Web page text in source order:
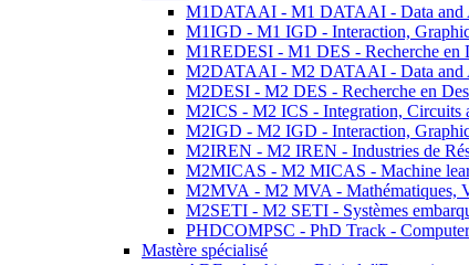
M1DATAAI - M1 DATAAI - Data and
M1IGD - M1 IGD - Interaction,
M1REDESI - M1 DES - Recherche en
M2DATAAI - M2 DATAAI - Data and
M2DESI - M2 DES - Recherche en
M2ICS - M2 ICS - Integration, Circuits
M2IGD - M2 IGD - Interaction,
M2IREN - M2 IREN - Industries de
M2MICAS - M2 MICAS - Machine
M2MVA - M2 MVA - Mathématiques,
M2SETI - M2 SETI - Systèmes
PHDCOMPSC - PhD Track -
Mastère spécialisé